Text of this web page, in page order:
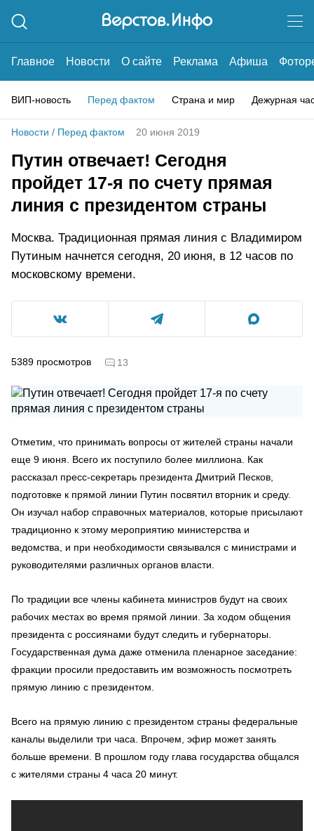
Главное Новости О сайте Реклама Афиша
ВИП-новость Перед фактом Страна и мир Дежурная
Новости / Перед фактом 20 июня 2019
Путин отвечает! Сегодня
пройдет 17-я по счету прямая
линия с президентом страны
Москва. Традиционная прямая линия с Владимиром
Путиным начнется сегодня, 20 июня, в 12 часов по
московскому времени.
5389 просмотров 13
Отметим, что принимать вопросы от жителей страны начали
еще 9 июня. Всего их поступило более миллиона. Как
рассказал пресс-секретарь президента Дмитрий Песков,
подготовке к прямой линии Путин посвятил вторник и среду.
Он изучал набор справочных материалов, которые присылают
традиционно к этому мероприятию министерства и
ведомства, и при необходимости связывался с министрами и
руководителями различных органов власти.
По традиции все члены кабинета министров будут на своих
рабочих местах во время прямой линии. За ходом общения
президента с россиянами будут следить и губернаторы.
Государственная дума даже отменила пленарное заседание:
фракции просили предоставить им возможность посмотреть
прямую линию с президентом.
Всего на прямую линию с президентом страны федеральные
каналы выделили три часа. Впрочем, эфир может занять
больше времени. В прошлом году глава государства общался
с жителями страны 4 часа 20 минут.